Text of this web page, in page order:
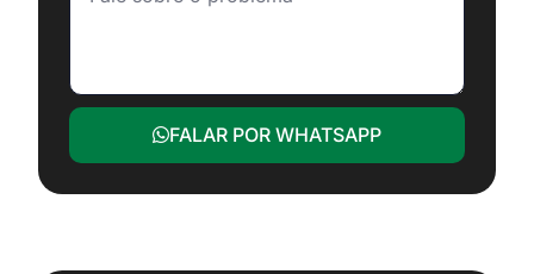
FALAR POR WHATSAPP